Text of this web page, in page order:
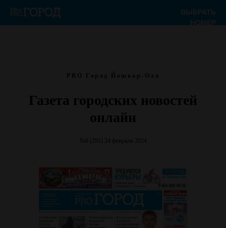
ВЫБРАТЬ
НОМЕР
PRO Город Йошкар-Ола
Газета городских новостей
онлайн
№8 (291) 24 февраля 2024